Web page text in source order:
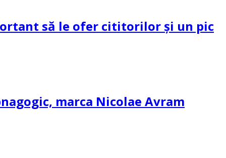
să le ofer cititorilor și un pic
marca Nicolae Avram